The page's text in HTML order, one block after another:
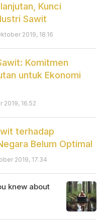
Kunci
Sawit
2019, 18.16
Komitmen
untuk Ekonomi
2019, 16.52
terhadap
Belum Optimal
2019, 17.34